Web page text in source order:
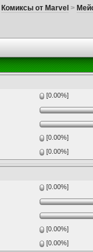
Комиксы от Marvel >
[0.00%]
[0.00%]
[0.00%]
[0.00%]
[0.00%]
[0.00%]